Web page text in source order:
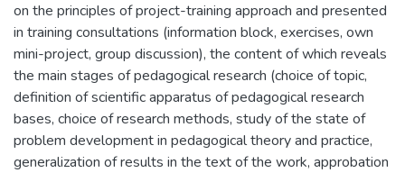
on the principles of project-training approach and presented
in training consultations (information block, exercises, own
mini-project, group discussion), the content of which reveals
the main stages of pedagogical research (choice of topic,
definition of scientific apparatus of pedagogical research
bases, choice of research methods, study of the state of
problem development in pedagogical theory and practice,
generalization of results in the text of the work, approbation